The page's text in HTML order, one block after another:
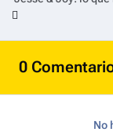
0
No